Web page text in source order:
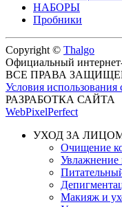
НАБОРЫ
Пробники
Copyright © Thalgo
Официальный
ВСЕ ПРАВА
Условия использования
РАЗРАБОТКА САЙТА
WebPixelPerfect
УХОД ЗА
Очищение
Увлажнение
Макияж и